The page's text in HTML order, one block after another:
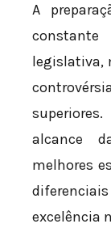
A
legislativa,
alcance
melhores
excelência